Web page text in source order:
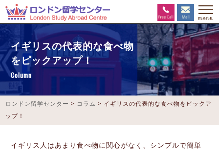
イギリスの代表的な食べ物
をピックアップ！
Column
ロンドン留学センター > コラム > イギリスの代表的な食べ物をピックア
ップ！
イギリス人はあまり食べ物に関心がなく、シンプルで簡単